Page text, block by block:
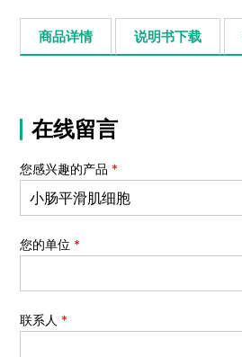
商品详情 说明书下载
在线留言
您感兴趣的产品 *
您的单位 *
联系人 *